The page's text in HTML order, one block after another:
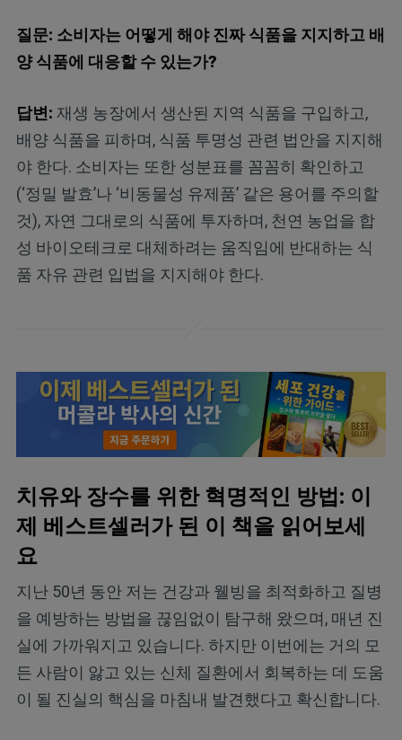
질문: 소비자는 어떻게 해야 진짜 식품을 지지하고 배
양 식품에 대응할 수 있는가?
답변: 재생 농장에서 생산된 지역 식품을 구입하고,
배양 식품을 피하며, 식품 투명성 관련 법안을 지지해
야 한다. 소비자는 또한 성분표를 꼼꼼히 확인하고
(‘정밀 발효’나 ‘비동물성 유제품’ 같은 용어를 주의할
것), 자연 그대로의 식품에 투자하며, 천연 농업을 합
성 바이오테크로 대체하려는 움직임에 반대하는 식
품 자유 관련 입법을 지지해야 한다.
치유와 장수를 위한 혁명적인 방법: 이
제 베스트셀러가 된 이 책을 읽어보세
요
지난 50년 동안 저는 건강과 웰빙을 최적화하고 질병
을 예방하는 방법을 끊임없이 탐구해 왔으며, 매년 진
실에 가까워지고 있습니다. 하지만 이번에는 거의 모
든 사람이 앓고 있는 신체 질환에서 회복하는 데 도움
이 될 진실의 핵심을 마침내 발견했다고 확신합니다.